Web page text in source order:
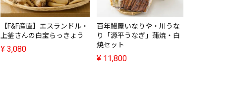
【F&F産直】エスランドル・
上釜さんの白宝らっきょう
¥ 3,080
百年鰻屋いなりや・川うな
り「源平うなぎ」蒲焼・白
焼セット
¥ 11,800